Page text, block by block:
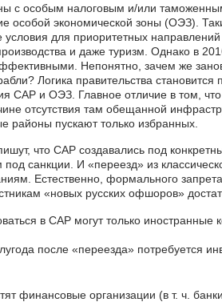
с особым налоговым и/или
особой экономической зоны (ОЭЗ).
условия для приоритетных
и даже туризм. Однако в
Непонятно, зачем же
Логика правительства становится
САР и ОЭЗ. Главное отличие в том,
отсутствия там обещанной
районы пускают только избранных.
что САР создавались под
санкции. И «переезд» из
Естественно, формального
«новых русских офшоров»
в САР могут только
после «переезда» потребуется
финансовые организации (в т. ч.